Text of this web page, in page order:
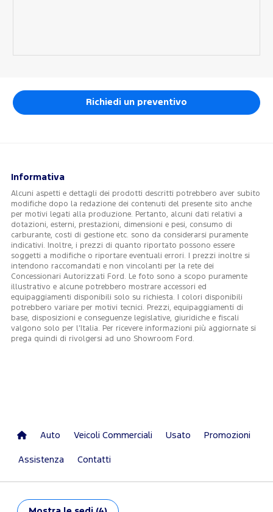
Richiedi un preventivo
Informativa
Alcuni aspetti e dettagli dei prodotti descritti potrebbero aver subito
modifiche dopo la redazione dei contenuti del presente sito anche
per motivi legati alla produzione. Pertanto, alcuni dati relativi a
dotazioni, esterni, prestazioni, dimensioni e pesi, consumo di
carburante, costi di gestione etc. sono da considerarsi puramente
indicativi. Inoltre, i prezzi di quanto riportato possono essere
soggetti a modifiche o riportare eventuali errori. I prezzi inoltre si
intendono raccomandati e non vincolanti per la rete dei
Concessionari Autorizzati Ford. Le foto sono a scopo puramente
illustrativo e alcune potrebbero mostrare accessori ed
equipaggiamenti disponibili solo su richiesta. I colori disponibili
potrebbero variare per motivi tecnici. Prezzi, equipaggiamenti di
base, disposizioni e conseguenze legislative, giuridiche e fiscali
valgono solo per l’Italia. Per ricevere informazioni più aggiornate si
prega quindi di rivolgersi ad uno Showroom Ford.
Auto Veicoli Commerciali Usato Promozioni
Assistenza Contatti